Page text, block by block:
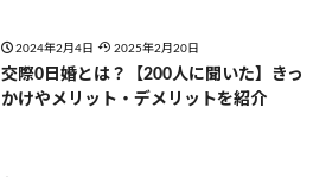
2024年2月4日 2025年2月20日
交際0日婚とは？【200人に聞いた】きっ
かけやメリット・デメリットを紹介